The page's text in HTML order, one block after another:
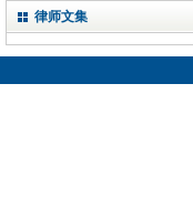
律师文集